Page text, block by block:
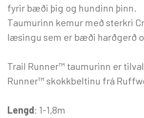
fyrir bæði þig og hundinn þinn.
Taumurinn kemur með sterkri
læsingu sem er bæði harðgerð
Trail Runner™ taumurinn er
Runner™ skokkbeltinu frá
Lengd: 1-1,8m